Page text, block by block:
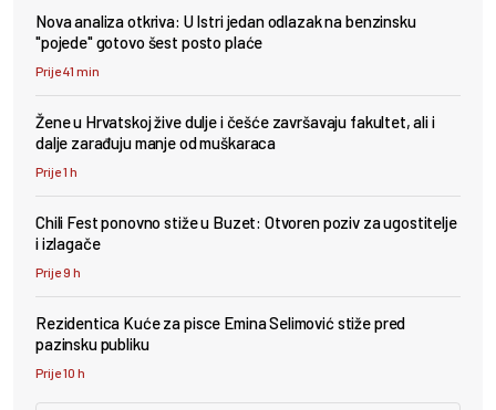
Nova analiza otkriva: U Istri jedan odlazak na benzinsku
"pojede" gotovo šest posto plaće
Prije 41 min
Žene u Hrvatskoj žive dulje i češće završavaju fakultet, ali i
dalje zarađuju manje od muškaraca
Prije 1 h
Chili Fest ponovno stiže u Buzet: Otvoren poziv za ugostitelje
i izlagače
Prije 9 h
Rezidentica Kuće za pisce Emina Selimović stiže pred
pazinsku publiku
Prije 10 h